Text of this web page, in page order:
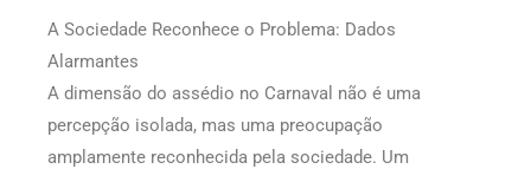
A Sociedade Reconhece o Problema: Dados
Alarmantes
A dimensão do assédio no Carnaval não é uma
percepção isolada, mas uma preocupação
amplamente reconhecida pela sociedade. Um